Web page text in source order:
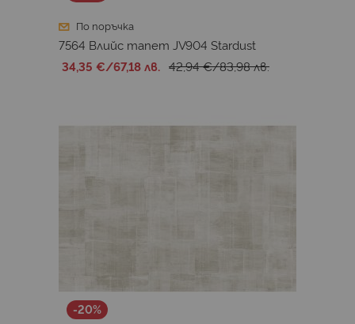
По поръчка
7564 Влийс тапет JV904 Stardust
34,35 €/67,18 лв. 42,94 €/83,98 лв.
-20%